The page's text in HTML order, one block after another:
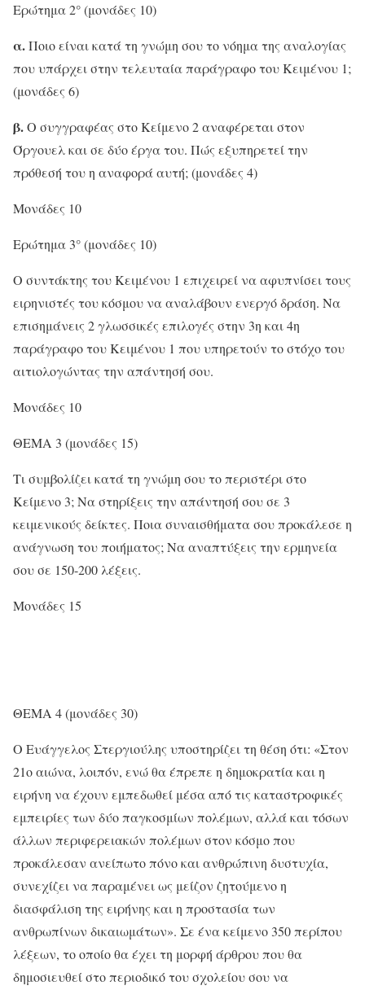
Ερώτημα 2° (μονάδες 10)
α.Ποιο είναι κατά τη γνώμη σου το νόημα της αναλογίας
που υπάρχει στην τελευταία παράγραφο του Κειμένου 1;
(μονάδες 6)
β.Ο συγγραφέας στο Κείμενο 2 αναφέρεται στον
Όργουελ και σε δύο έργα του. Πώς εξυπηρετεί την
πρόθεσή του η αναφορά αυτή; (μονάδες 4)
Μονάδες 10
Ερώτημα 3° (μονάδες 10)
Ο συντάκτης του Κειμένου 1 επιχειρεί να αφυπνίσει τους
ειρηνιστές του κόσμου να αναλάβουν ενεργό δράση. Να
επισημάνεις 2 γλωσσικές επιλογές στην 3η και 4η
παράγραφο του Κειμένου 1 που υπηρετούν το στόχο του
αιτιολογώντας την απάντησή σου.
Μονάδες 10
ΘΕΜΑ 3 (μονάδες 15)
Τι συμβολίζει κατά τη γνώμη σου το περιστέρι στο
Κείμενο 3; Να στηρίξεις την απάντησή σου σε 3
κειμενικούς δείκτες. Ποια συναισθήματα σου προκάλεσε η
ανάγνωση του ποιήματος; Να αναπτύξεις την ερμηνεία
σου σε 150-200 λέξεις.
Μονάδες 15
ΘΕΜΑ 4 (μονάδες 30)
Ο Ευάγγελος Στεργιούλης υποστηρίζει τη θέση ότι: «Στον
21ο αιώνα, λοιπόν, ενώ θα έπρεπε η δημοκρατία και η
ειρήνη να έχουν εμπεδωθεί μέσα από τις καταστροφικές
εμπειρίες των δύο παγκοσμίων πολέμων, αλλά και τόσων
άλλων περιφερειακών πολέμων στον κόσμο που
προκάλεσαν ανείπωτο πόνο και ανθρώπινη δυστυχία,
συνεχίζει να παραμένει ως μείζον ζητούμενο η
διασφάλιση της ειρήνης και η προστασία των
ανθρωπίνων δικαιωμάτων». Σε ένα κείμενο 350 περίπου
λέξεων, το οποίο θα έχει τη μορφή άρθρου που θα
δημοσιευθεί στο περιοδικό του σχολείου σου να